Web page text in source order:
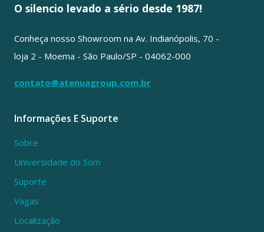
O silencio levado a sério desde 1987!
Conheça nosso Showroom na Av. Indianópolis, 70 -
loja 2 - Moema - São Paulo/SP - 04062-000
contato@atenuagroup.com.br
Informações E Suporte
Sobre
Universidade do Som
Suporte
Vagas
Localização